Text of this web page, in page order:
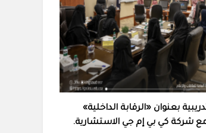
بعنوان «الرقابة الداخلية»
مع شركة كي بي إم جي الاستشارية.